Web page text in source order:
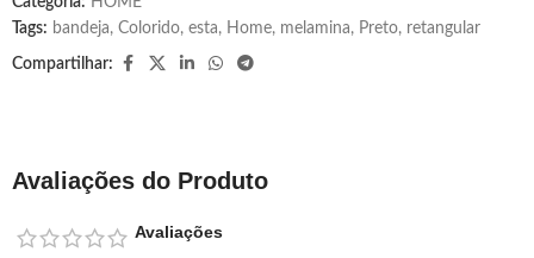
Tags: bandeja, Colorido, esta, Home, melamina, Preto, retangular
Compartilhar:
Avaliações do Produto
Avaliações